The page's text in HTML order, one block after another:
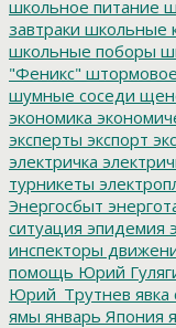
школьное питание
завтраки школьные
школьные поборы
"Феникс"
шумные соседи
экономика
эксперты экспорт
электричка
турникеты
Энергосбыт
ситуация эпидемия
инспекторы
помощь Юрий
Юрий_Трутнев явка
ямы январь Япония